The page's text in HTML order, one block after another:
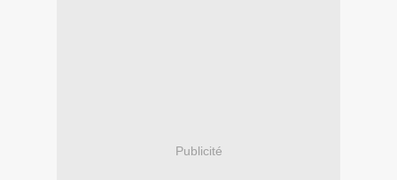
Publicité